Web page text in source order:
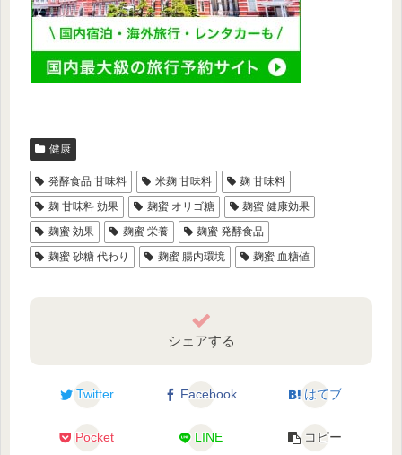
健康
発酵食品 甘味料 米麹 甘味料
麹 甘味料
麹 甘味料 効果
麹蜜 オリゴ糖
麹蜜 健康効果
麹蜜 効果
麹蜜 栄養
麹蜜 発酵食品
麹蜜 砂糖 代わり
麹蜜 腸内環境 麹蜜 血糖値
シェアする
Twitter Facebook はてブ
Pocket LINE コピー